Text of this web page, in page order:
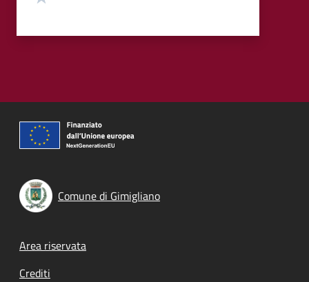
Comune di Gimigliano
Footer menu
Area riservata
Crediti